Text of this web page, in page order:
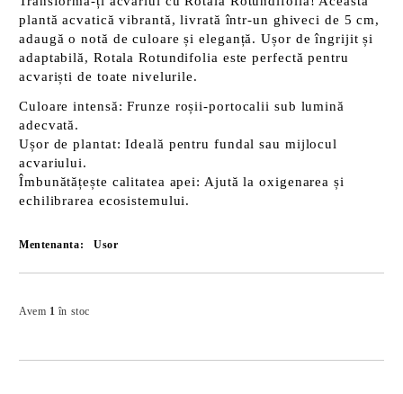
plantă acvatică vibrantă, livrată într-un ghiveci de 5 cm,
adaugă o notă de culoare și eleganță. Ușor de îngrijit și
adaptabilă, Rotala Rotundifolia este perfectă pentru
acvariști de toate nivelurile.
Culoare intensă: Frunze roșii-portocalii sub lumină
adecvată.
Ușor de plantat: Ideală pentru fundal sau mijlocul
acvariului.
Îmbunătățește calitatea apei: Ajută la oxigenarea și
echilibrarea ecosistemului.
Mentenanta: Usor
Avem 1 în stoc